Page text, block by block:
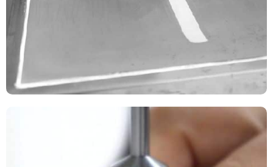
Canlı Destek (AI)
Merhaba! Size nasıl yardımcı olabilirim?